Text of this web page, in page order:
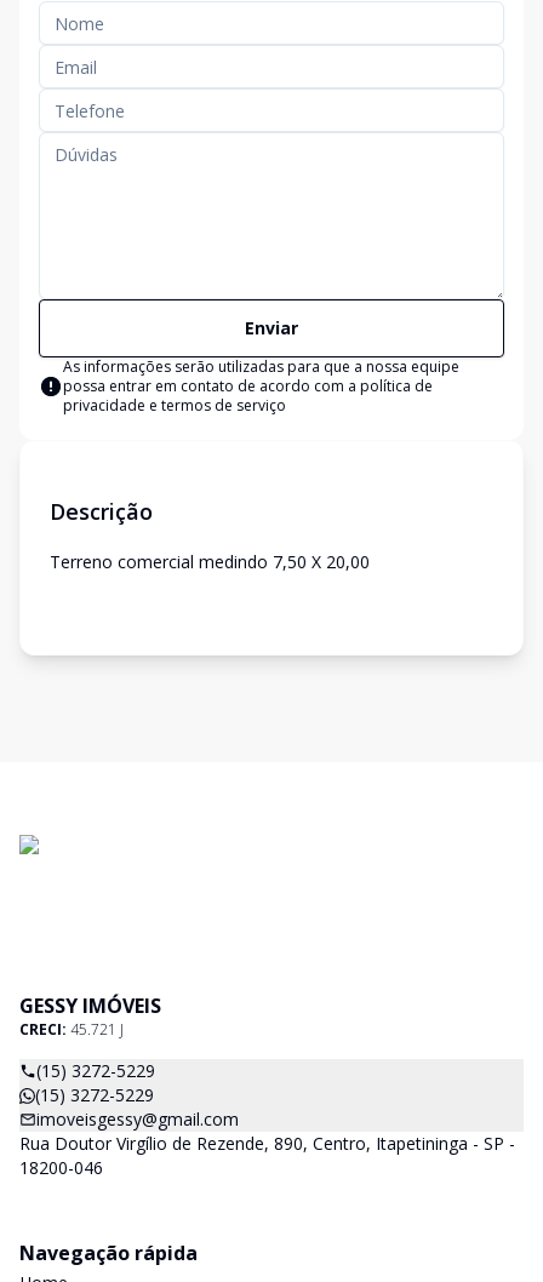
Enviar
As informações serão utilizadas para que a nossa equipe
possa entrar em contato de acordo com a política de
privacidade e termos de serviço
Descrição
Terreno comercial medindo 7,50 X 20,00
GESSY IMÓVEIS
CRECI: 45.721 J
(15) 3272-5229
(15) 3272-5229
imoveisgessy@gmail.com
Rua Doutor Virgílio de Rezende, 890, Centro, Itapetininga - SP -
18200-046
Navegação rápida